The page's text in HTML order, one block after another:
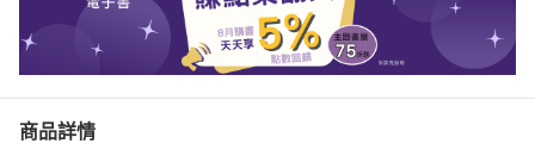
商品詳情